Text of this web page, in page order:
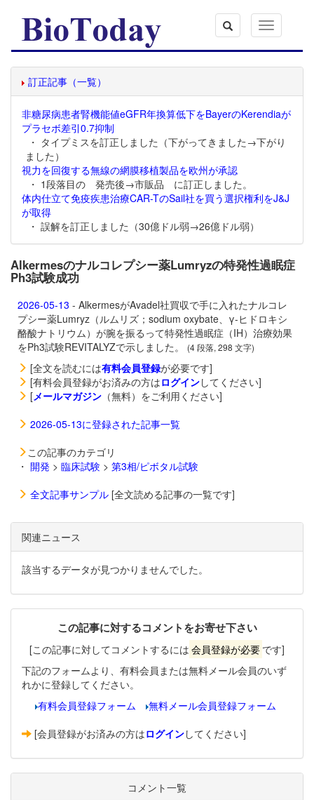
Toggle
navigation
訂正記事（一覧）
非糖尿病患者腎機能値eGFR年換算低下をBayerのKerendiaが
プラセボ差引0.7抑制
・ タイプミスを訂正しました（下がってきました→下がり
ました）
視力を回復する無線の網膜移植製品を欧州が承認
・ 1段落目の 発売後→市販品 に訂正しました。
体内仕立て免疫疾患治療CAR-TのSail社を買う選択権利をJ&J
が取得
・ 誤解を訂正しました（30億ドル弱→26億ドル弱）
Alkermesのナルコレプシー薬Lumryzの特発性過眠症
Ph3試験成功
2026-05-13 - AlkermesがAvadel社買収で手に入れたナルコレ
プシー薬Lumryz（ルムリズ；sodium oxybate、γ-ヒドロキシ
酪酸ナトリウム）が腕を振るって特発性過眠症（IH）治療効果
をPh3試験REVITALYZで示しました。
(4 段落, 298 文字)
[全文を読むには有料会員登録が必要です]
[有料会員登録がお済みの方はログインしてください]
[メールマガジン （無料）をご利用ください]
2026-05-13に登録された記事一覧
この記事のカテゴリ
・ 開発 > 臨床試験 > 第3相/ピボタル試験
全文記事サンプル [全文読める記事の一覧です]
関連ニュース
該当するデータが見つかりませんでした。
この記事に対するコメントをお寄せ下さい
[この記事に対してコメントするには 会員登録が必要 です]
下記のフォームより、有料会員または無料メール会員のいず
れかに登録してください。
有料会員登録フォーム
無料メール会員登録フォーム
[会員登録がお済みの方はログインしてください]
コメント一覧